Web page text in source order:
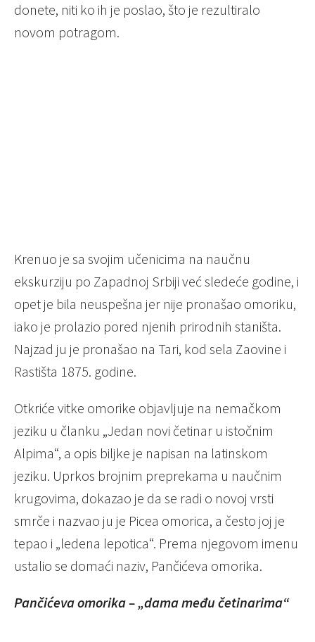
donete, niti ko ih je poslao, što je rezultiralo
novom potragom.
Krenuo je sa svojim učenicima na naučnu
ekskurziju po Zapadnoj Srbiji već sledeće godine, i
opet je bila neuspešna jer nije pronašao omoriku,
iako je prolazio pored njenih prirodnih staništa.
Najzad ju je pronašao na Tari, kod sela Zaovine i
Rastišta 1875. godine.
Otkriće vitke omorike objavljuje na nemačkom
jeziku u članku „Jedan novi četinar u istočnim
Alpima“, a opis biljke je napisan na latinskom
jeziku. Uprkos brojnim preprekama u naučnim
krugovima, dokazao je da se radi o novoj vrsti
smrče i nazvao ju je Picea omorica, a često joj je
tepao i „ledena lepotica“. Prema njegovom imenu
ustalio se domaći naziv, Pančićeva omorika.
Pančićeva omorika – „dama među četinarima“